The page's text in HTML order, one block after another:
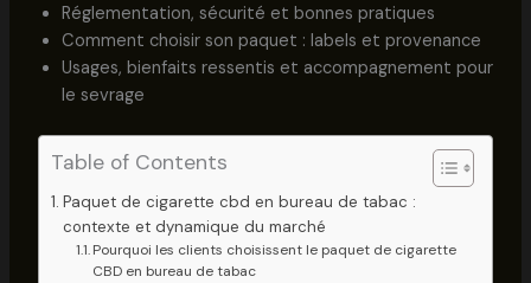
Réglementation, sécurité et bonnes pratiques
Comment choisir son paquet : labels et provenance
Usages, bienfaits ressentis et accompagnement pour
le sevrage
Table of Contents
Paquet de cigarette cbd en bureau de tabac :
contexte et dynamique du marché
Pourquoi les clients choisissent le paquet de cigarette
CBD en bureau de tabac